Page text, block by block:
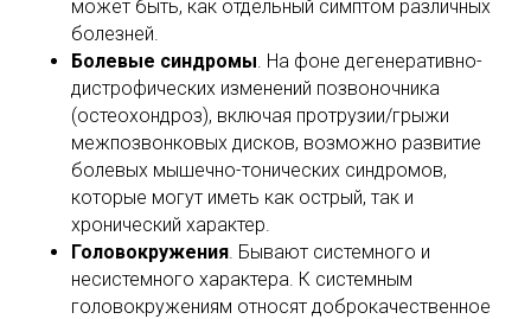
может быть, как отдельный симптом различных
болезней.
Болевые синдромы. На фоне дегенеративно-
дистрофических изменений позвоночника
(остеохондроз), включая протрузии/грыжи
межпозвонковых дисков, возможно развитие
болевых мышечно-тонических синдромов,
которые могут иметь как острый, так и
хронический характер.
Головокружения. Бывают системного и
несистемного характера. К системным
головокружениям относят доброкачественное